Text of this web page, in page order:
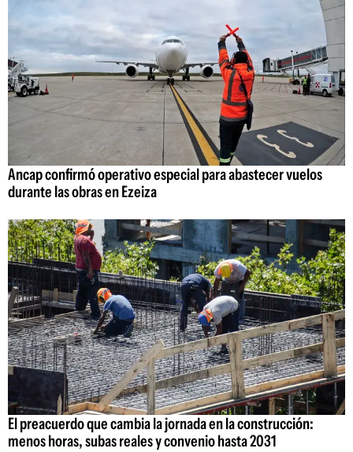
Ancap confirmó operativo especial para abastecer vuelos
durante las obras en Ezeiza
El preacuerdo que cambia la jornada en la construcción:
menos horas, subas reales y convenio hasta 2031